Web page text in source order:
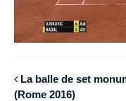
La balle de set
(Rome 2016)